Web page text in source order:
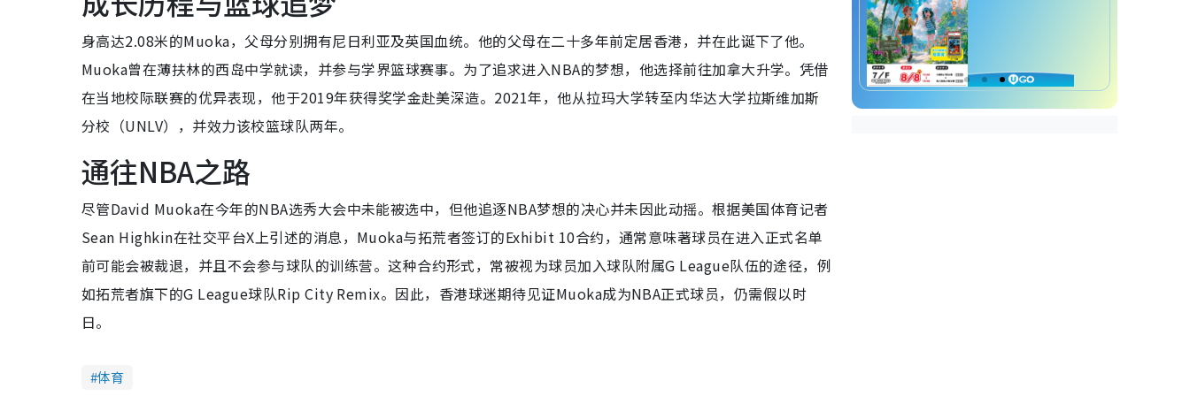
身高达2.08米的Muoka，父母分别拥有尼日利亚及英国血统。他的父母在二十多年前定居香港，并在此诞下了他。
Muoka曾在薄扶林的西岛中学就读，并参与学界篮球赛事。为了追求进入NBA的梦想，他选择前往加拿大升学。凭借
在当地校际联赛的优异表现，他于2019年获得奖学金赴美深造。2021年，他从拉玛大学转至内华达大学拉斯维加斯
分校（UNLV），并效力该校篮球队两年。
通往NBA之路
尽管David Muoka在今年的NBA选秀大会中未能被选中，但他追逐NBA梦想的决心并未因此动摇。根据美国体育记者
Sean Highkin在社交平台X上引述的消息，Muoka与拓荒者签订的Exhibit 10合约，通常意味著球员在进入正式名单
前可能会被裁退，并且不会参与球队的训练营。这种合约形式，常被视为球员加入球队附属G League队伍的途径，例
如拓荒者旗下的G League球队Rip City Remix。因此，香港球迷期待见证Muoka成为NBA正式球员，仍需假以时
日。
体育